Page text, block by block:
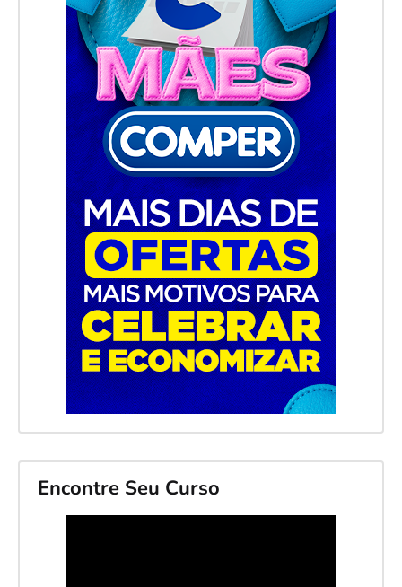
Encontre Seu Curso